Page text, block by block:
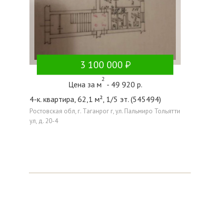
3 100 000
Цена за м
2
- 49 920 р.
4-к. квартира, 62,1 м², 1/5 эт. (545494)
Ростовская обл, г. Таганрог г, ул. Пальмиро Тольятти
ул, д. 20-4